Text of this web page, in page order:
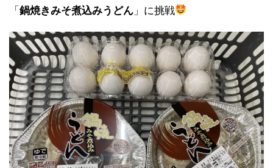
「 鍋焼きみそ煮込みうどん 」に挑戦